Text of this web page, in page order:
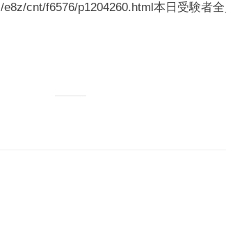
部
cnt/f6576/p1204260.html本日受験者